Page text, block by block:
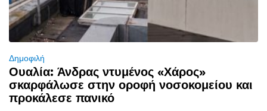
Δημοφιλή
Ουαλία: Άνδρας ντυμένος «Χάρος»
σκαρφάλωσε στην οροφή νοσοκομείου και
προκάλεσε πανικό